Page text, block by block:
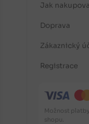
Jak
Doprava
Zákaznický
Registrace
Možnost
shopu.